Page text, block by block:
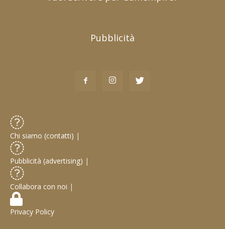
Pubblicità
Chi siamo (contatti) |
Pubblicità (advertising) |
Collabora con noi |
Privacy Policy